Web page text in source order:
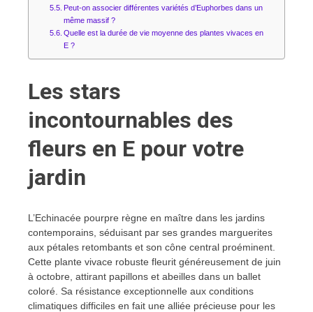
Peut-on associer différentes variétés d’Euphorbes dans un
même massif ?
Quelle est la durée de vie moyenne des plantes vivaces en
E ?
Les stars
incontournables des
fleurs en E pour votre
jardin
L’Echinacée pourpre règne en maître dans les jardins
contemporains, séduisant par ses grandes marguerites
aux pétales retombants et son cône central proéminent.
Cette plante vivace robuste fleurit généreusement de juin
à octobre, attirant papillons et abeilles dans un ballet
coloré. Sa résistance exceptionnelle aux conditions
climatiques difficiles en fait une alliée précieuse pour les